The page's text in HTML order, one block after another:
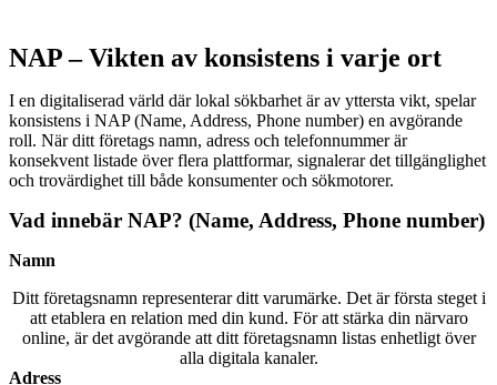
NAP – Vikten av konsistens i varje ort
I en digitaliserad värld där lokal sökbarhet är av yttersta vikt, spelar
konsistens i NAP (Name, Address, Phone number) en avgörande
roll. När ditt företags namn, adress och telefonnummer är
konsekvent listade över flera plattformar, signalerar det tillgänglighet
och trovärdighet till både konsumenter och sökmotorer.
Vad innebär NAP? (Name, Address, Phone number)
Namn
Ditt företagsnamn representerar ditt varumärke. Det är första steget i
att etablera en relation med din kund. För att stärka din närvaro
online, är det avgörande att ditt företagsnamn listas enhetligt över
alla digitala kanaler.
Adress